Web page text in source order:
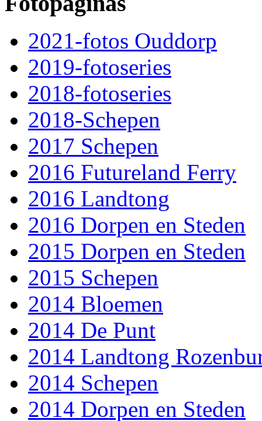
2021-fotos Ouddorp
2019-fotoseries
2018-fotoseries
2018-Schepen
2017 Schepen
2016 Futureland Ferry
2016 Landtong
2016 Dorpen en Steden
2015 Dorpen en Steden
2015 Schepen
2014 Bloemen
2014 De Punt
2014 Landtong
2014 Schepen
2014 Dorpen en Steden